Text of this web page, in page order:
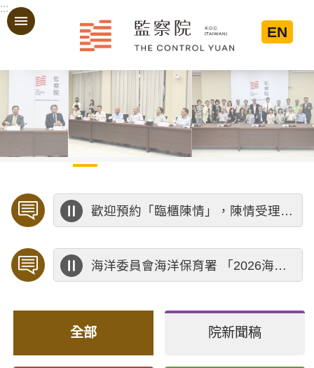
跳到主要內容區塊
:::
EN
歡迎預約「臨櫃陳情」，陳情受理中心將優先排定人員與您接談，釐清案情爭點後收案處理，以節省您的寶貴時間。
海洋委員會海洋保育署 「2026海洋保育創意短影音競賽」活動
全部 院新聞稿